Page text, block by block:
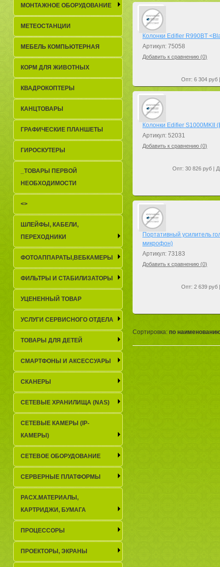
Колонки Edifier R990BT
Артикул: 75058
Добавить к сравнению (0)
Опт: 6 304 руб
Колонки Edifier S1000MKII
Артикул: 52031
Добавить к сравнению (0)
Опт: 30 826 руб |
Портативный усилитель
микрофон)
Артикул: 73183
Добавить к сравнению (0)
Опт: 2 639 руб
Сортировка: по
МОНТАЖНОЕ ОБОРУДОВАНИЕ
МЕТЕОСТАНЦИИ
МЕБЕЛЬ КОМПЬЮТЕРНАЯ
КОРМ ДЛЯ ЖИВОТНЫХ
КВАДРОКОПТЕРЫ
КАНЦТОВАРЫ
ГРАФИЧЕСКИЕ ПЛАНШЕТЫ
ГИРОСКУТЕРЫ
_TОВАРЫ ПЕРВОЙ
НЕОБХОДИМОСТИ
<>
ШЛЕЙФЫ, КАБЕЛИ,
ПЕРЕХОДНИКИ
ФОТОАППАРАТЫ,ВЕБКАМЕРЫ
ФИЛЬТРЫ И СТАБИЛИЗАТОРЫ
УЦЕНЕННЫЙ ТОВАР
УСЛУГИ СЕРВИСНОГО ОТДЕЛА
ТОВАРЫ ДЛЯ ДЕТЕЙ
СМАРТФОНЫ И АКСЕССУАРЫ
СКАНЕРЫ
СЕТЕВЫЕ ХРАНИЛИЩА (NAS)
СЕТЕВЫЕ КАМЕРЫ (IP-
КАМЕРЫ)
СЕТЕВОЕ ОБОРУДОВАНИЕ
СЕРВЕРНЫЕ ПЛАТФОРМЫ
РАСХ.МАТЕРИАЛЫ,
КАРТРИДЖИ, БУМАГА
ПРОЦЕССОРЫ
ПРОЕКТОРЫ, ЭКРАНЫ